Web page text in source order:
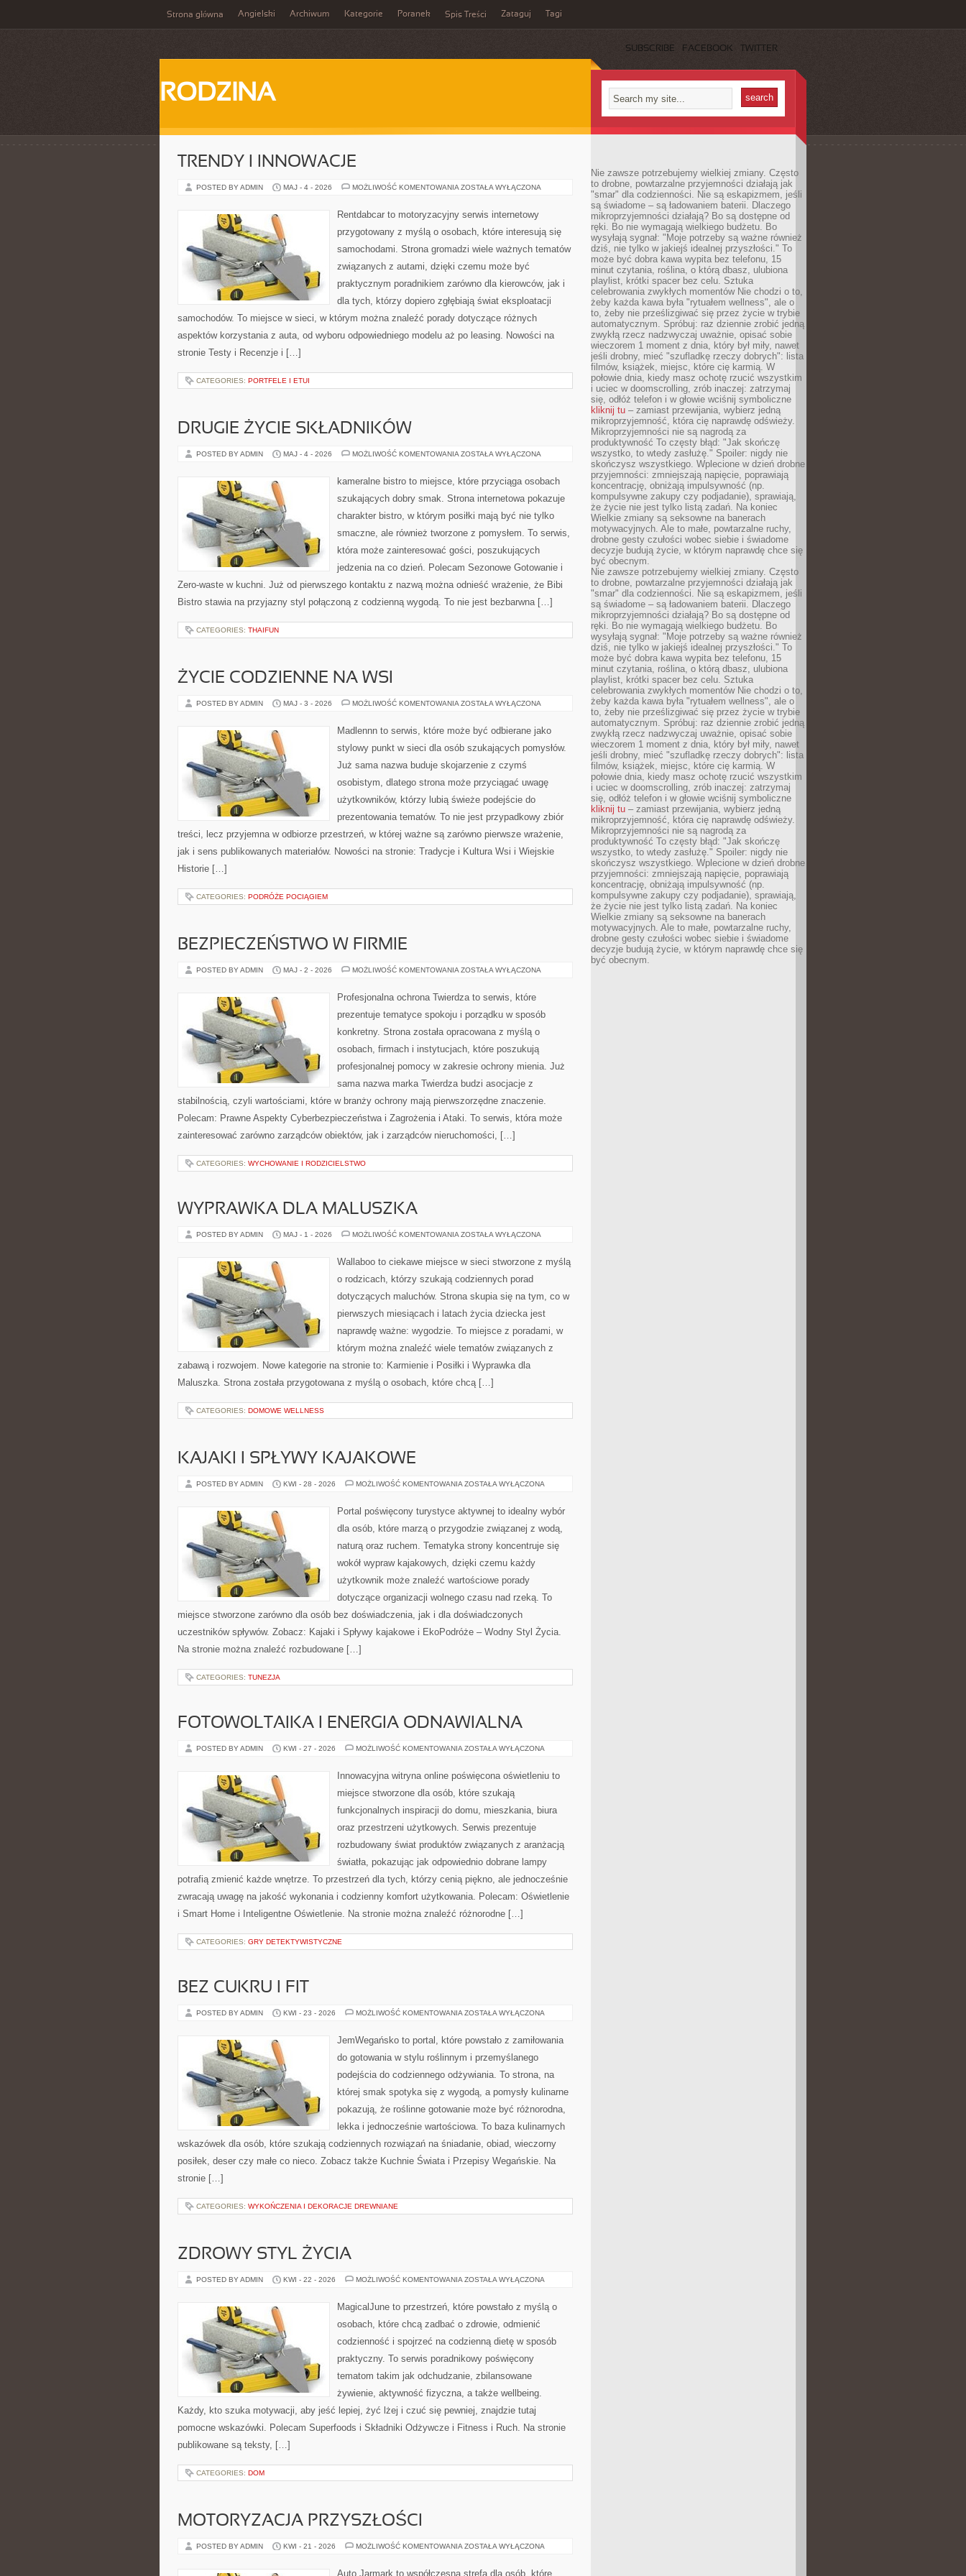
Strona główna Angielski Archiwum Kategorie Poranek Spis Treści Zataguj Tagi
SUBSCRIBE FACEBOOK TWITTER
RODZINA
TRENDY I INNOWACJE
POSTED BY ADMIN MAJ - 4 - 2026 MOŻLIWOŚĆ KOMENTOWANIA TRENDY
ZOSTAŁA WYŁĄCZONA
Rentdabcar to motoryzacyjny serwis internetowy
przygotowany z myślą o osobach, które interesują się
samochodami. Strona gromadzi wiele ważnych tematów
związanych z autami, dzięki czemu może być
praktycznym poradnikiem zarówno dla kierowców, jak i
dla tych, którzy dopiero zgłębiają świat eksploatacji
samochodów. To miejsce w sieci, w którym można znaleźć porady dotyczące różnych
aspektów korzystania z auta, od wyboru odpowiedniego modelu aż po leasing. Nowości na
stronie Testy i Recenzje i […]
CATEGORIES: PORTFELE I ETUI
DRUGIE ŻYCIE SKŁADNIKÓW
POSTED BY ADMIN MAJ - 4 - 2026 MOŻLIWOŚĆ KOMENTOWANIA DRUGIE
ZOSTAŁA WYŁĄCZONA
kameralne bistro to miejsce, które przyciąga osobach
szukających dobry smak. Strona internetowa pokazuje
charakter bistro, w którym posiłki mają być nie tylko
smaczne, ale również tworzone z pomysłem. To serwis,
która może zainteresować gości, poszukujących
jedzenia na co dzień. Polecam Sezonowe Gotowanie i
Zero-waste w kuchni. Już od pierwszego kontaktu z nazwą można odnieść wrażenie, że Bibi
Bistro stawia na przyjazny styl połączoną z codzienną wygodą. To nie jest bezbarwna […]
CATEGORIES: THAIFUN
ŻYCIE CODZIENNE NA WSI
POSTED BY ADMIN MAJ - 3 - 2026 MOŻLIWOŚĆ KOMENTOWANIA ŻYCIE
WSI
ZOSTAŁA WYŁĄCZONA
Madlennn to serwis, które może być odbierane jako
stylowy punkt w sieci dla osób szukających pomysłów.
Już sama nazwa buduje skojarzenie z czymś
osobistym, dlatego strona może przyciągać uwagę
użytkowników, którzy lubią świeże podejście do
prezentowania tematów. To nie jest przypadkowy zbiór
treści, lecz przyjemna w odbiorze przestrzeń, w której ważne są zarówno pierwsze wrażenie,
jak i sens publikowanych materiałów. Nowości na stronie: Tradycje i Kultura Wsi i Wiejskie
Historie […]
CATEGORIES: PODRÓŻE POCIĄGIEM
BEZPIECZEŃSTWO W FIRMIE
POSTED BY ADMIN MAJ - 2 - 2026 MOŻLIWOŚĆ KOMENTOWANIA BEZPIECZEŃSTWO
ZOSTAŁA WYŁĄCZONA
Profesjonalna ochrona Twierdza to serwis, które
prezentuje tematyce spokoju i porządku w sposób
konkretny. Strona została opracowana z myślą o
osobach, firmach i instytucjach, które poszukują
profesjonalnej pomocy w zakresie ochrony mienia. Już
sama nazwa marka Twierdza budzi asocjacje z
stabilnością, czyli wartościami, które w branży ochrony mają pierwszorzędne znaczenie.
Polecam: Prawne Aspekty Cyberbezpieczeństwa i Zagrożenia i Ataki. To serwis, która może
zainteresować zarówno zarządców obiektów, jak i zarządców nieruchomości, […]
CATEGORIES: WYCHOWANIE I RODZICIELSTWO
WYPRAWKA DLA MALUSZKA
POSTED BY ADMIN MAJ - 1 - 2026 MOŻLIWOŚĆ KOMENTOWANIA WYPRAWKA
ZOSTAŁA WYŁĄCZONA
Wallaboo to ciekawe miejsce w sieci stworzone z myślą
o rodzicach, którzy szukają codziennych porad
dotyczących maluchów. Strona skupia się na tym, co w
pierwszych miesiącach i latach życia dziecka jest
naprawdę ważne: wygodzie. To miejsce z poradami, w
którym można znaleźć wiele tematów związanych z
zabawą i rozwojem. Nowe kategorie na stronie to: Karmienie i Posiłki i Wyprawka dla
Maluszka. Strona została przygotowana z myślą o osobach, które chcą […]
CATEGORIES: DOMOWE WELLNESS
KAJAKI I SPŁYWY KAJAKOWE
POSTED BY ADMIN KWI - 28 - 2026 MOŻLIWOŚĆ KOMENTOWANIA KAJAKI
KAJAKOWE
ZOSTAŁA WYŁĄCZONA
Portal poświęcony turystyce aktywnej to idealny wybór
dla osób, które marzą o przygodzie związanej z wodą,
naturą oraz ruchem. Tematyka strony koncentruje się
wokół wypraw kajakowych, dzięki czemu każdy
użytkownik może znaleźć wartościowe porady
dotyczące organizacji wolnego czasu nad rzeką. To
miejsce stworzone zarówno dla osób bez doświadczenia, jak i dla doświadczonych
uczestników spływów. Zobacz: Kajaki i Spływy kajakowe i EkoPodróże – Wodny Styl Życia.
Na stronie można znaleźć rozbudowane […]
CATEGORIES: TUNEZJA
FOTOWOLTAIKA I ENERGIA ODNAWIALNA
POSTED BY ADMIN KWI - 27 - 2026 MOŻLIWOŚĆ KOMENTOWANIA FOTOWOLTAIKA
ODNAWIALNA
ZOSTAŁA WYŁĄCZONA
Innowacyjna witryna online poświęcona oświetleniu to
miejsce stworzone dla osób, które szukają
funkcjonalnych inspiracji do domu, mieszkania, biura
oraz przestrzeni użytkowych. Serwis prezentuje
rozbudowany świat produktów związanych z aranżacją
światła, pokazując jak odpowiednio dobrane lampy
potrafią zmienić każde wnętrze. To przestrzeń dla tych, którzy cenią piękno, ale jednocześnie
zwracają uwagę na jakość wykonania i codzienny komfort użytkowania. Polecam: Oświetlenie
i Smart Home i Inteligentne Oświetlenie. Na stronie można znaleźć różnorodne […]
CATEGORIES: GRY DETEKTYWISTYCZNE
BEZ CUKRU I FIT
POSTED BY ADMIN KWI - 23 - 2026 MOŻLIWOŚĆ KOMENTOWANIA BEZ
ZOSTAŁA WYŁĄCZONA
JemWegańsko to portal, które powstało z zamiłowania
do gotowania w stylu roślinnym i przemyślanego
podejścia do codziennego odżywiania. To strona, na
której smak spotyka się z wygodą, a pomysły kulinarne
pokazują, że roślinne gotowanie może być różnorodna,
lekka i jednocześnie wartościowa. To baza kulinarnych
wskazówek dla osób, które szukają codziennych rozwiązań na śniadanie, obiad, wieczorny
posiłek, deser czy małe co nieco. Zobacz także Kuchnie Świata i Przepisy Wegańskie. Na
stronie […]
CATEGORIES: WYKOŃCZENIA I DEKORACJE DREWNIANE
ZDROWY STYL ŻYCIA
POSTED BY ADMIN KWI - 22 - 2026 MOŻLIWOŚĆ KOMENTOWANIA ZDROWY
ZOSTAŁA WYŁĄCZONA
MagicalJune to przestrzeń, które powstało z myślą o
osobach, które chcą zadbać o zdrowie, odmienić
codzienność i spojrzeć na codzienną dietę w sposób
praktyczny. To serwis poradnikowy poświęcony
tematom takim jak odchudzanie, zbilansowane
żywienie, aktywność fizyczna, a także wellbeing.
Każdy, kto szuka motywacji, aby jeść lepiej, żyć lżej i czuć się pewniej, znajdzie tutaj
pomocne wskazówki. Polecam Superfoods i Składniki Odżywcze i Fitness i Ruch. Na stronie
publikowane są teksty, […]
CATEGORIES: DOM
MOTORYZACJA PRZYSZŁOŚCI
POSTED BY ADMIN KWI - 21 - 2026 MOŻLIWOŚĆ KOMENTOWANIA MOTORYZACJA
ZOSTAŁA WYŁĄCZONA
Auto Jarmark to współczesna strefa dla osób, które
Nie zawsze potrzebujemy wielkiej zmiany. Często
to drobne, powtarzalne przyjemności działają jak
"smar" dla codzienności. Nie są eskapizmem, jeśli
są świadome – są ładowaniem baterii. Dlaczego
mikroprzyjemności działają? Bo są dostępne od
ręki. Bo nie wymagają wielkiego budżetu. Bo
wysyłają sygnał: "Moje potrzeby są ważne również
dziś, nie tylko w jakiejś idealnej przyszłości." To
może być dobra kawa wypita bez telefonu, 15
minut czytania, roślina, o którą dbasz, ulubiona
playlist, krótki spacer bez celu. Sztuka
celebrowania zwykłych momentów Nie chodzi o to,
żeby każda kawa była "rytuałem wellness", ale o
to, żeby nie prześlizgiwać się przez życie w trybie
automatycznym. Spróbuj: raz dziennie zrobić jedną
zwykłą rzecz nadzwyczaj uważnie, opisać sobie
wieczorem 1 moment z dnia, który był miły, nawet
jeśli drobny, mieć "szufladkę rzeczy dobrych": lista
filmów, książek, miejsc, które cię karmią. W
połowie dnia, kiedy masz ochotę rzucić wszystkim
i uciec w doomscrolling, zrób inaczej: zatrzymaj
się, odłóż telefon i w głowie wciśnij symboliczne
kliknij tu – zamiast przewijania, wybierz jedną
mikroprzyjemność, która cię naprawdę odświeży.
Mikroprzyjemności nie są nagrodą za
produktywność To częsty błąd: "Jak skończę
wszystko, to wtedy zasłużę." Spoiler: nigdy nie
skończysz wszystkiego. Wplecione w dzień drobne
przyjemności: zmniejszają napięcie, poprawiają
koncentrację, obniżają impulsywność (np.
kompulsywne zakupy czy podjadanie), sprawiają,
że życie nie jest tylko listą zadań. Na koniec
Wielkie zmiany są seksowne na banerach
motywacyjnych. Ale to małe, powtarzalne ruchy,
drobne gesty czułości wobec siebie i świadome
decyzje budują życie, w którym naprawdę chce się
być obecnym.
Nie zawsze potrzebujemy wielkiej zmiany. Często
to drobne, powtarzalne przyjemności działają jak
"smar" dla codzienności. Nie są eskapizmem, jeśli
są świadome – są ładowaniem baterii. Dlaczego
mikroprzyjemności działają? Bo są dostępne od
ręki. Bo nie wymagają wielkiego budżetu. Bo
wysyłają sygnał: "Moje potrzeby są ważne również
dziś, nie tylko w jakiejś idealnej przyszłości." To
może być dobra kawa wypita bez telefonu, 15
minut czytania, roślina, o którą dbasz, ulubiona
playlist, krótki spacer bez celu. Sztuka
celebrowania zwykłych momentów Nie chodzi o to,
żeby każda kawa była "rytuałem wellness", ale o
to, żeby nie prześlizgiwać się przez życie w trybie
automatycznym. Spróbuj: raz dziennie zrobić jedną
zwykłą rzecz nadzwyczaj uważnie, opisać sobie
wieczorem 1 moment z dnia, który był miły, nawet
jeśli drobny, mieć "szufladkę rzeczy dobrych": lista
filmów, książek, miejsc, które cię karmią. W
połowie dnia, kiedy masz ochotę rzucić wszystkim
i uciec w doomscrolling, zrób inaczej: zatrzymaj
się, odłóż telefon i w głowie wciśnij symboliczne
kliknij tu – zamiast przewijania, wybierz jedną
mikroprzyjemność, która cię naprawdę odświeży.
Mikroprzyjemności nie są nagrodą za
produktywność To częsty błąd: "Jak skończę
wszystko, to wtedy zasłużę." Spoiler: nigdy nie
skończysz wszystkiego. Wplecione w dzień drobne
przyjemności: zmniejszają napięcie, poprawiają
koncentrację, obniżają impulsywność (np.
kompulsywne zakupy czy podjadanie), sprawiają,
że życie nie jest tylko listą zadań. Na koniec
Wielkie zmiany są seksowne na banerach
motywacyjnych. Ale to małe, powtarzalne ruchy,
drobne gesty czułości wobec siebie i świadome
decyzje budują życie, w którym naprawdę chce się
być obecnym.